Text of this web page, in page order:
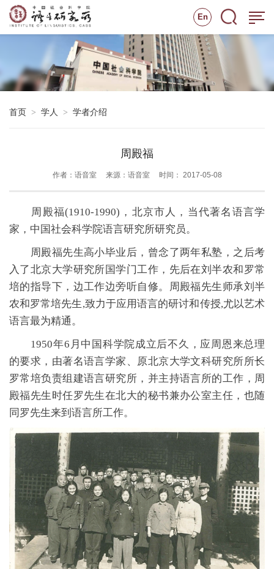
En
首页 > 学人 > 学者介绍
周殿福
作者：语音室 来源：语音室 时间： 2017-05-08
周殿福(1910-1990)， 北京市人，当代著名语言学
家，中国社会科学院语言研究所研究员。
周殿福先生高小毕业后，曾念了两年私塾，之后考
入了北京大学研究所国学门工作，先后在刘半农和罗常
培的指导下，边工作边旁听自修。周殿福先生师承刘半
农和罗常培先生 ,致力于应用语言的研讨和传授,尤以艺术
语言最为精通。
1950年6月中国科学院成立后不久，应周恩来总理
的要求，由著名语言学家、原北京大学文科研究所所长
罗常培负责组建语言研究所，并主持语言所的工作，周
殿福先生时任罗先生在北大的秘书兼办公室主任，也随
同罗先生来到语言所工作。